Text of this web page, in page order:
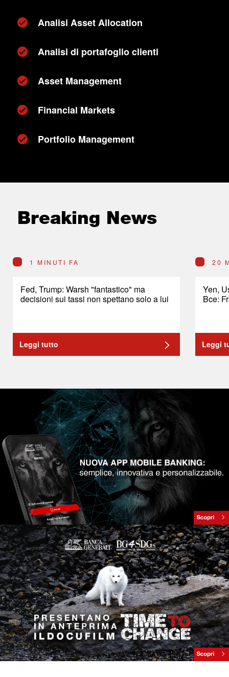
Analisi Asset Allocation
Analisi di portafoglio clienti
Asset Management
Financial Markets
Portfolio Management
Breaking News
1 MINUTI FA
Fed, Trump: Warsh "fantastico" ma
decisioni sui tassi non spettano solo a lui
Leggi tutto
20
Yen,
Bce:
Leggi